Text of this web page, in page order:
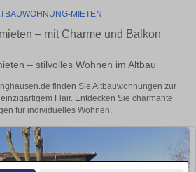
MIETEN
– mit Charme und Balkon
– stilvolles Wohnen im Altbau
finden Sie Altbauwohnungen zur
Flair. Entdecken Sie charmante
für individuelles Wohnen.